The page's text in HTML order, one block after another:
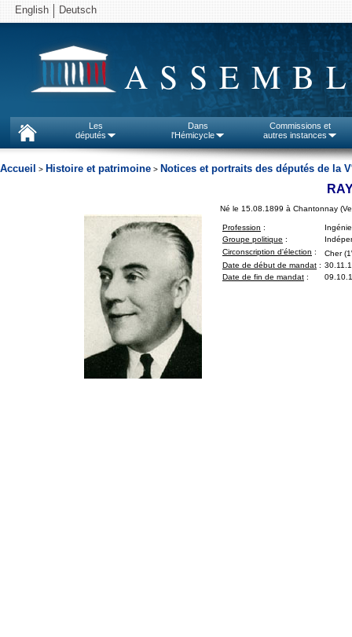
English Deutsch
Les
députés
Dans
l'Hémicycle
Commissions et
autres instances
Accueil > Histoire et patrimoine > Notices et portraits des députés de la V
Né le 15.08.1899 à Chantonnay
Profession :
Groupe politique :
Circonscription d'élection : Cher (1
Date de début de mandat :
Date de fin de mandat :